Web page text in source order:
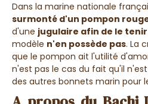
Dans la marine nationale
surmonté d'un pompon
d'une jugulaire afin de le
modèle n'en possède pas. La
que le pompon ait l'utilité
n'est pas le cas du fait qu'il
des autres bonnets marin pour